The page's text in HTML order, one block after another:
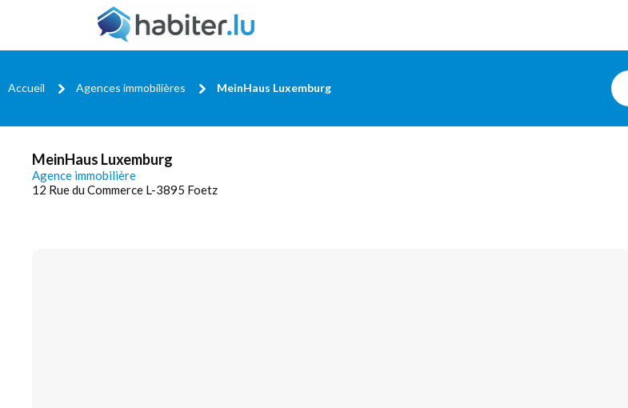
Accueil Agences immobilières MeinHaus Luxemburg
MeinHaus Luxemburg
Agence immobilière
12 Rue du Commerce L-3895 Foetz